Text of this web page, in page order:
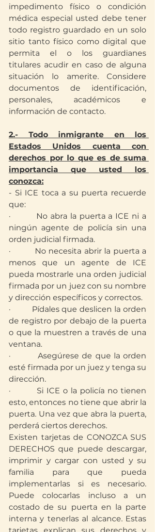
impedimento físico o condición
médica especial usted debe tener
todo registro guardado en un solo
sitio tanto físico como digital que
permita el o los guardianes
titulares acudir en caso de alguna
situación lo amerite. Considere
documentos de identificación,
personales, académicos e
información de contacto.
2.- Todo inmigrante en los
Estados Unidos cuenta con
derechos por lo que es de suma
importancia que usted los
conozca:
- Si ICE toca a su puerta recuerde
que:
·         No abra la puerta a ICE ni a
ningún agente de policía sin una
orden judicial firmada.
·         No necesita abrir la puerta a
menos que un agente de ICE
pueda mostrarle una orden judicial
firmada por un juez con su nombre
y dirección específicos y correctos.
·         Pídales que deslicen la orden
de registro por debajo de la puerta
o que la muestren a través de una
ventana.
·         Asegúrese de que la orden
esté firmada por un juez y tenga su
dirección.
·         Si ICE o la policía no tienen
esto, entonces no tiene que abrir la
puerta. Una vez que abra la puerta,
perderá ciertos derechos.
Existen tarjetas de CONOZCA SUS
DERECHOS que puede descargar,
imprimir y cargar con usted y su
familia para que pueda
implementarlas si es necesario.
Puede colocarlas incluso a un
costado de su puerta en la parte
interna y tenerlas al alcance. Estas
tarjetas explican sus derechos y